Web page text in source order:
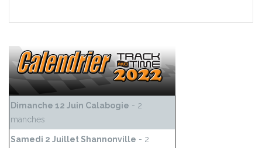
Dimanche 12 Juin Calabogie - 2
manches
Samedi 2 Juillet Shannonville - 2